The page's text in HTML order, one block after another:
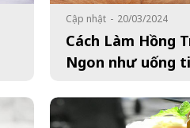
Cập nhật - 20/03/2024
Cách Làm Hồng
Ngon như uống